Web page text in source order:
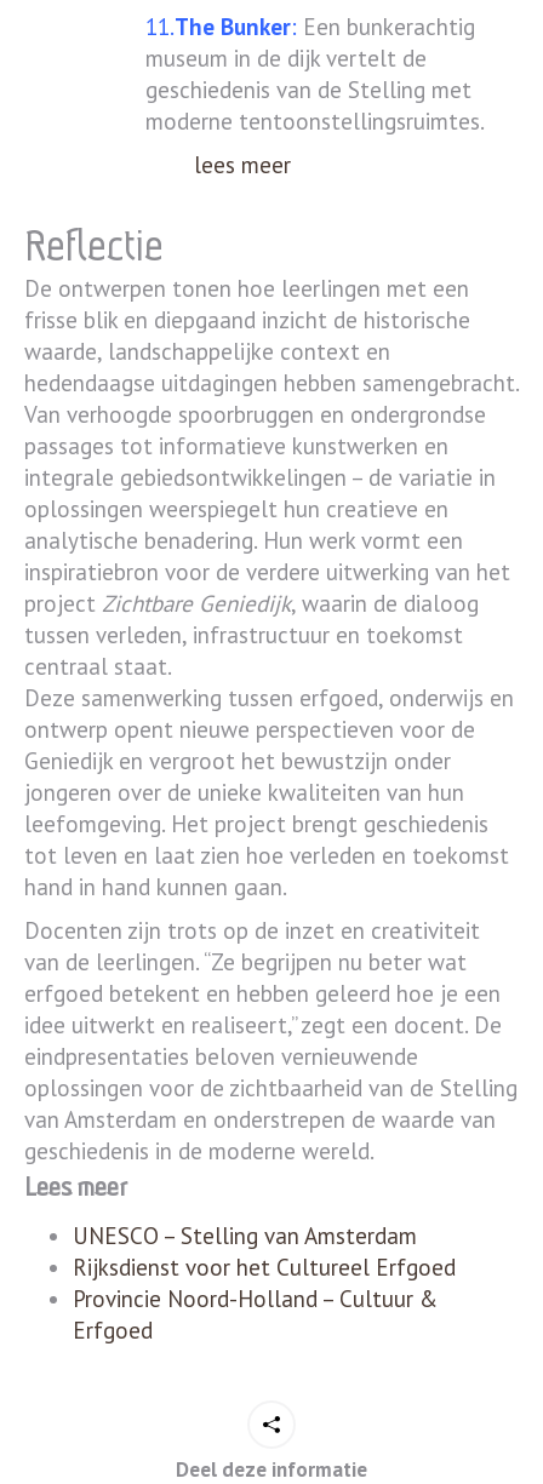
11.The Bunker: Een bunkerachtig
museum in de dijk vertelt de
geschiedenis van de Stelling met
moderne tentoonstellingsruimtes.
lees meer
Reflectie
De ontwerpen tonen hoe leerlingen met een
frisse blik en diepgaand inzicht de historische
waarde, landschappelijke context en
hedendaagse uitdagingen hebben samengebracht.
Van verhoogde spoorbruggen en ondergrondse
passages tot informatieve kunstwerken en
integrale gebiedsontwikkelingen – de variatie in
oplossingen weerspiegelt hun creatieve en
analytische benadering. Hun werk vormt een
inspiratiebron voor de verdere uitwerking van het
project Zichtbare Geniedijk, waarin de dialoog
tussen verleden, infrastructuur en toekomst
centraal staat.
Deze samenwerking tussen erfgoed, onderwijs en
ontwerp opent nieuwe perspectieven voor de
Geniedijk en vergroot het bewustzijn onder
jongeren over de unieke kwaliteiten van hun
leefomgeving. Het project brengt geschiedenis
tot leven en laat zien hoe verleden en toekomst
hand in hand kunnen gaan.
Docenten zijn trots op de inzet en creativiteit
van de leerlingen. “Ze begrijpen nu beter wat
erfgoed betekent en hebben geleerd hoe je een
idee uitwerkt en realiseert,” zegt een docent. De
eindpresentaties beloven vernieuwende
oplossingen voor de zichtbaarheid van de Stelling
van Amsterdam en onderstrepen de waarde van
geschiedenis in de moderne wereld.
Lees meer
UNESCO – Stelling van Amsterdam
Rijksdienst voor het Cultureel Erfgoed
Provincie Noord-Holland – Cultuur &
Erfgoed
Deel deze informatie